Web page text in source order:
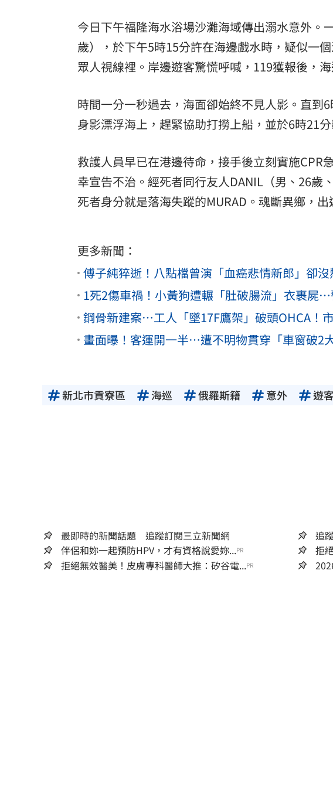
今日下午福隆海水浴場沙灘海域傳出溺水意外。
歲），於下午5時15分許在海邊戲水時，疑似一
眾人視線裡。岸邊遊客驚慌呼喊，119獲報後，
時間一分一秒過去，海面卻始終不見人影。直到
身影漂浮海上，趕緊協助打撈上船，並於6時21
救護人員早已在港邊待命，接手後立刻實施CPR
幸宣告不治。經死者同行友人DANIL（男、26歲
死者身分就是落海失蹤的MURAD。魂斷異鄉，出
更多新聞：
傅子純猝逝！八點檔曾演「血癌悲情新郎」卻
1死2傷車禍！小黃狗遭輾「肚破腸流」衣裹屍
鋼骨新建案…工人「墜17F鷹架」破頭OHCA！
畫面曝！客運開一半…遭不明物貫穿「車窗破2大
新北市貢寮區 海巡 俄羅斯籍 意外 遊
最即時的新聞話題 追蹤訂閱三立新聞網
追
伴侶和妳一起預防HPV，才有資格說愛妳...PR 拒
拒絕無效醫美！皮膚專科醫師大推：矽谷電...PR